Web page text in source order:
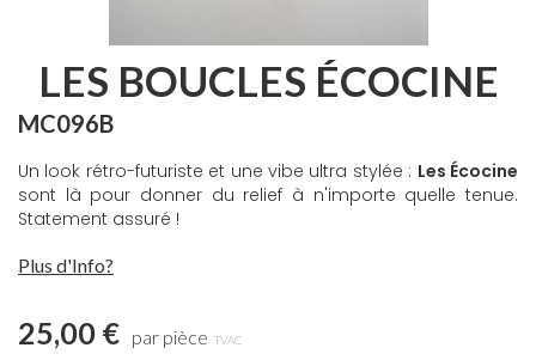
LES BOUCLES ÉCOCINE
MC096B
Un look rétro-futuriste et une vibe ultra stylée : Les Écocine
sont là pour donner du relief à n'importe quelle tenue.
Statement assuré !
Plus d'Info?
25,00 € par pièce TVAC